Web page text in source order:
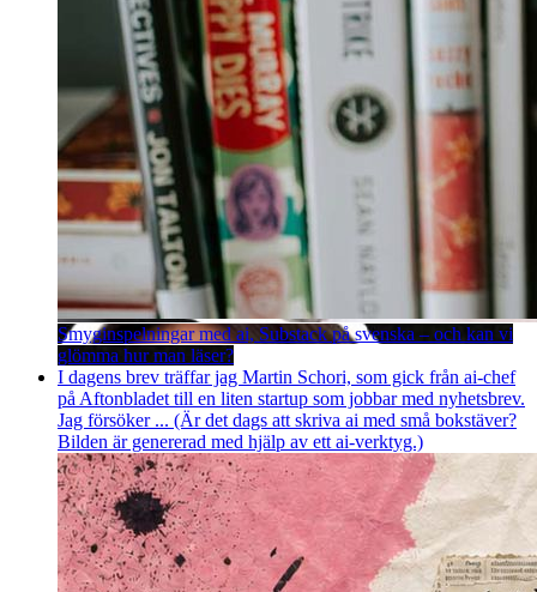
Smyginspelningar med ai, Substack på svenska – och kan vi
glömma hur man läser?
I dagens brev träffar jag Martin Schori, som gick från ai-chef
på Aftonbladet till en liten startup som jobbar med nyhetsbrev.
Jag försöker ... (Är det dags att skriva ai med små bokstäver?
Bilden är genererad med hjälp av ett ai-verktyg.)